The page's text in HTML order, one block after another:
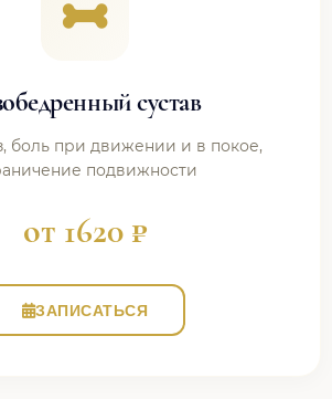
сустав
боль при движении и в покое,
подвижности
от 1620 ₽
ЗАПИСАТЬСЯ